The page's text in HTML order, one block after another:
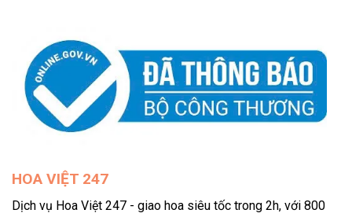
HOA VIỆT 247
Dịch vụ Hoa Việt 247 - giao hoa siêu tốc trong 2h, với 800